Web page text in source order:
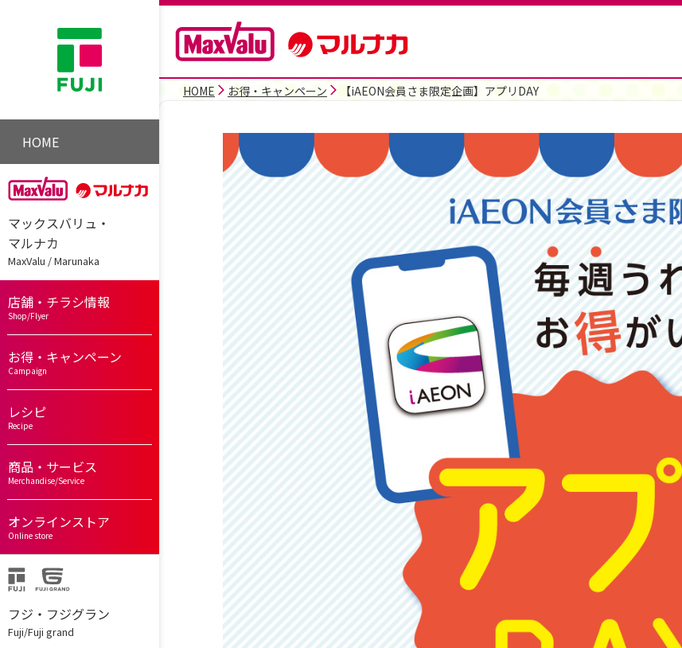
HOME
フジ・フジグラン
Fuji/Fuji grand
マックスバリュ・
マルナカ
MaxValu / Marunaka
店舗・チラシ情報
Shop/Flyer
お得・キャンペーン
Campaign
レシピ
Recipe
商品・サービス
Merchandise/Service
オンラインストア
Online store
HOME お得・キャンペーン 【iAEON会員さま限定企画】アプリDAY